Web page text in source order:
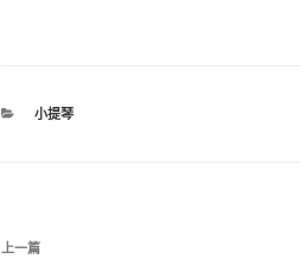
分
小提琴
文
上
上一篇